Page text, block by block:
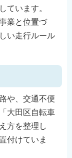
ています。
業と位置づ
い走行ルール
や、交通不便
大田区自転車
方を整理し
付けていま